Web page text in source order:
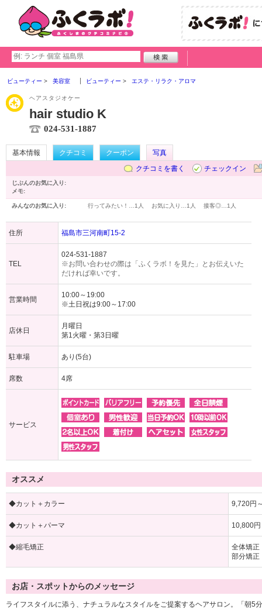
ビューティー 美容室 ビューティー エステ・リラク・アロマ
ヘアスタジオケー
hair studio K
024-531-1887
基本情報 クチコミ クーポン
写真
クチコミを書く
チェックイン
じぶんのお気に入り:
メモ:
みんなのお気に入り: 行ってみたい！… 1人 お気に入り… 1人 接客◎… 1人
住所 福島市三河南町15-2
TEL
024-531-1887
※お問い合わせの際は「ふくラボ！を見た」とお伝えいた
だければ幸いです。
営業時間
10:00～19:00
※土日祝は9:00～17:00
店休日
月曜日
第1火曜・第3日曜
駐車場 あり(5台)
席数 4席
サービス
オススメ
◆カット＋カラー 9,720円
◆カット＋パーマ 10,800
◆縮毛矯正
全体矯正
部分矯正
お店・スポットからのメッセージ
ライフスタイルに添う、ナチュラルなスタイルをご提案するヘアサロン。「朝5